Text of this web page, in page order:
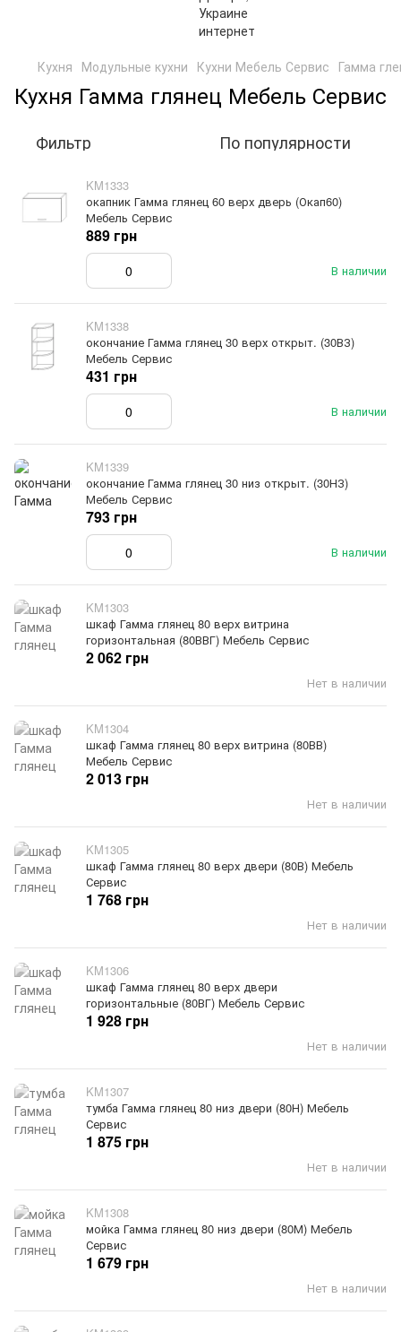
Кухня Модульные кухни Кухни Мебель Сервис Гамма
Кухня Гамма глянец Мебель Сервис
Фильтр По популярности
KM1333
окапник Гамма глянец 60 верх дверь (Окап60)
Мебель Сервис
В наличии
889 грн
KM1338
окончание Гамма глянец 30 верх открыт. (30ВЗ)
Мебель Сервис
В наличии
431 грн
KM1339
окончание Гамма глянец 30 низ открыт. (30НЗ)
Мебель Сервис
В наличии
793 грн
KM1303
шкаф Гамма глянец 80 верх витрина
горизонтальная (80ВВГ) Мебель Сервис
Нет в наличии
2 062 грн
KM1304
шкаф Гамма глянец 80 верх витрина (80ВВ)
Мебель Сервис
Нет в наличии
2 013 грн
KM1305
шкаф Гамма глянец 80 верх двери (80В) Мебель
Сервис
Нет в наличии
1 768 грн
KM1306
шкаф Гамма глянец 80 верх двери
горизонтальные (80ВГ) Мебель Сервис
Нет в наличии
1 928 грн
KM1307
тумба Гамма глянец 80 низ двери (80Н) Мебель
Сервис
Нет в наличии
1 875 грн
KM1308
мойка Гамма глянец 80 низ двери (80М) Мебель
Сервис
Нет в наличии
1 679 грн